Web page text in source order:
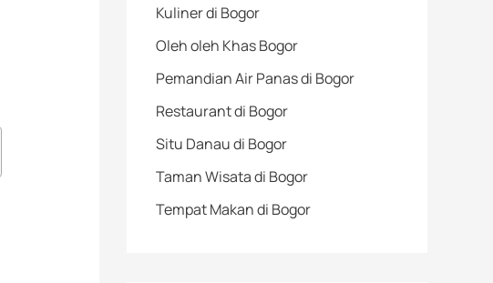
Kuliner di Bogor
Oleh oleh Khas Bogor
Pemandian Air Panas di Bogor
Restaurant di Bogor
Situ Danau di Bogor
Taman Wisata di Bogor
Tempat Makan di Bogor